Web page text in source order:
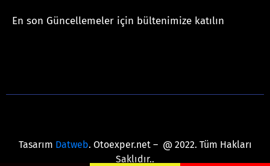
En son Güncellemeler için bültenimize katılın
Tasarım Datweb. Otoexper.net – @ 2022. Tüm Hakları
Saklıdır..